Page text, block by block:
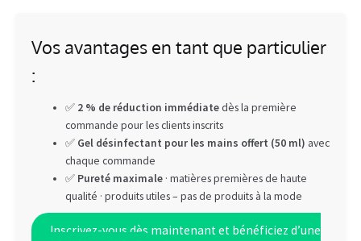
Vos avantages en tant que particulier
:
✅ 2 % de réduction immédiatedès la première
commande pour les clients inscrits
✅ Gel désinfectant pour les mains offert (50 ml) avec
chaque commande
✅ Pureté maximale· matières premières de haute
qualité · produits utiles – pas de produits à la mode
Inscrivez-vous dès maintenant et bénéficiez d’une